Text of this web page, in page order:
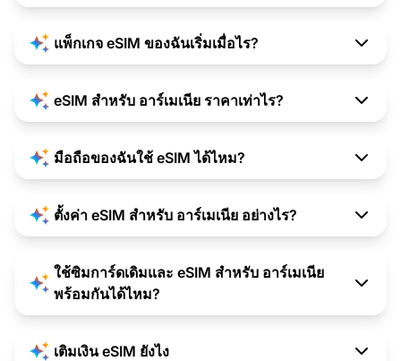
แพ็กเกจ eSIM ของฉันเริ่มเมื่อไร?
eSIM สำหรับ อาร์เมเนีย ราคาเท่าไร?
มือถือของฉันใช้ eSIM ได้ไหม?
ตั้งค่า eSIM สำหรับ อาร์เมเนีย อย่างไร?
ใช้ซิมการ์ดเดิมและ eSIM สำหรับ อาร์เมเนีย
พร้อมกันได้ไหม?
เติมเงิน eSIM ยังไง